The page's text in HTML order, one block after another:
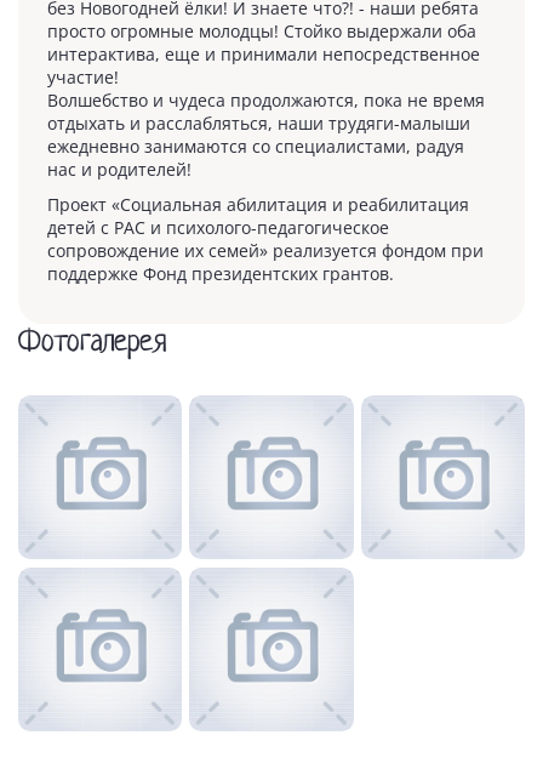
без Новогодней ёлки! И знаете что?! - наши ребята
просто огромные молодцы! Стойко выдержали оба
интерактива, еще и принимали непосредственное
участие!
Волшебство и чудеса продолжаются, пока не время
отдыхать и расслабляться, наши трудяги-малыши
ежедневно занимаются со специалистами, радуя
нас и родителей!
Проект «Социальная абилитация и реабилитация
детей с РАС и психолого-педагогическое
сопровождение их семей» реализуется фондом при
поддержке Фонд президентских грантов.
Фотогалерея